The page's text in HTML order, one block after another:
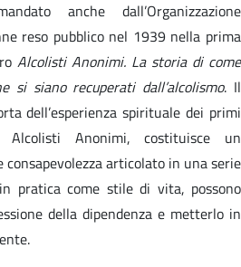
anche dall’Organizzazione
reso pubblico nel 1939 nella prima
Alcolisti Anonimi. La storia di come
si siano recuperati dall’alcolismo. Il
dell’esperienza spirituale dei primi
Alcolisti Anonimi, costituisce un
consapevolezza articolato in una serie
pratica come stile di vita, possono
della dipendenza e metterlo in